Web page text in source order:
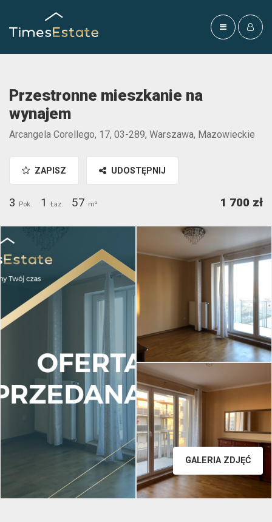
Przestronne mieszkanie na
wynajem
Arcangela Corellego, 17, 03-289, Warszawa, Mazowieckie
ZAPISZ UDOSTĘPNIJ
3 Pok. 1 Łaz. 57 m² 1 700 zł
GALERIA ZDJĘĆ